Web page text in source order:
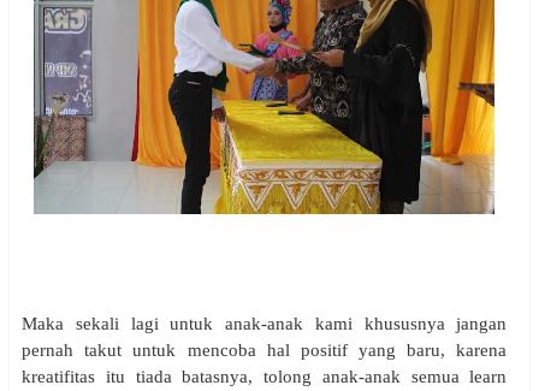
Maka sekali lagi untuk anak-anak kami khususnya jangan
pernah takut untuk mencoba hal positif yang baru, karena
kreatifitas itu tiada batasnya, tolong anak-anak semua learn